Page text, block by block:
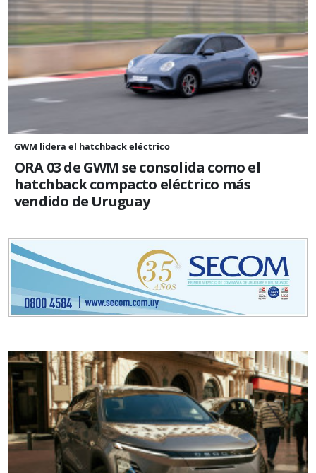
GWM lidera el hatchback eléctrico
ORA 03 de GWM se consolida como el
hatchback compacto eléctrico más
vendido de Uruguay